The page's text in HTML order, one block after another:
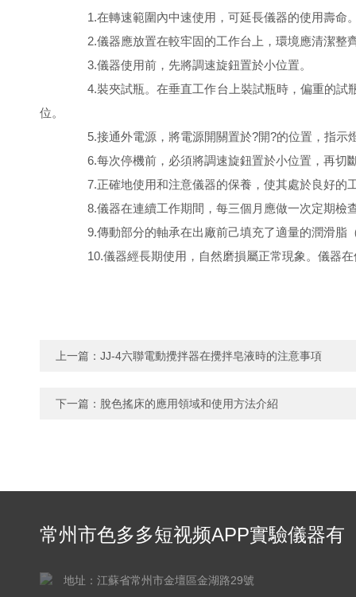
1.在轉速範圍內中速使用，可延長儀器的使用壽命
2.儀器應放置在較牢固的工作台上，環境應清潔整齊
3.儀器使用前，先將調速旋鈕置於小位置。
4.裝夾試瓶。在垂直工作台上裝試瓶時，偏重的
位。
5.接通外電源，將電源開關置於?開?的位置，指示燈亮
6.每次停機前，必須將調速旋鈕置於小位置，再切斷電
7.正確地使用和注意儀器的保養，使其處於良好的工作
8.儀器在連續工作期間，每三個月應做一次定期檢查:
9.傳動部分的軸承在出廠前己填充了適量的潤滑脂（1號
10.儀器經長期使用，自然磨損屬正常現象。儀器在
上一篇： JJ-4六聯電動攪拌器在攪拌皂液時的注意事項
下一篇： 脫色搖床的應用領域和使用方法介紹
常州市色多多短视频APP實驗儀器有
地址：江蘇省常州市金壇區金湖路29號